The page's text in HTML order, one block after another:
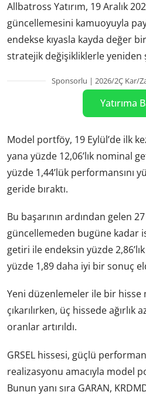
Allbatross Yatırım, 19 Aralık
güncellemesini kamuoyuyla
endekse kıyasla kayda değer
stratejik değişikliklerle yeniden
Sponsorlu | 2026/2Ç Kar/
Yatırıma
Model portföy, 19 Eylül’de ilk
yana yüzde 12,06’lık nominal
yüzde 1,44’lük performansını
geride bıraktı.
Bu başarının ardından gelen
güncellemeden bugüne kadar
getiri ile endeksin yüzde
yüzde 1,89 daha iyi bir sonuç
Yeni düzenlemeler ile bir
çıkarılırken, üç hissede ağırlık
oranlar artırıldı.
GRSEL hissesi, güçlü
realizasyonu amacıyla model
Bunun yanı sıra GARAN,